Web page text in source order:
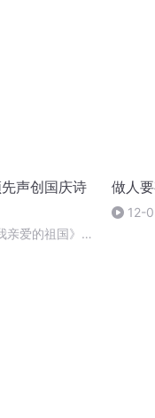
声创国庆诗
亲爱的祖国》温
做人
12-